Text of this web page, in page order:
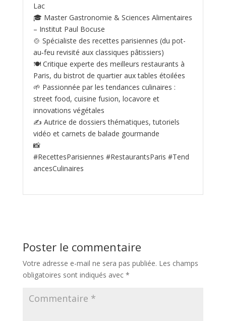
Lac
🎓 Master Gastronomie & Sciences Alimentaires
– Institut Paul Bocuse
🍲 Spécialiste des recettes parisiennes (du pot-
au‑feu revisité aux classiques pâtissiers)
🍽️ Critique experte des meilleurs restaurants à
Paris, du bistrot de quartier aux tables étoilées
🌱 Passionnée par les tendances culinaires :
street food, cuisine fusion, locavore et
innovations végétales
✍️ Autrice de dossiers thématiques, tutoriels
vidéo et carnets de balade gourmande
📸
#RecettesParisiennes #RestaurantsParis #Tend
ancesCulinaires
Poster le commentaire
Votre adresse e-mail ne sera pas publiée. Les champs
obligatoires sont indiqués avec *